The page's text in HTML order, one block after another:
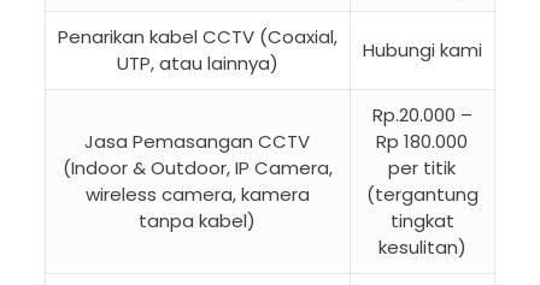
Penarikan kabel CCTV (Coaxial,
UTP, atau lainnya)
Hubungi kami
Jasa Pemasangan CCTV
(Indoor & Outdoor, IP Camera,
wireless camera, kamera
tanpa kabel)
Rp.20.000 –
Rp 180.000
per titik
(tergantung
tingkat
kesulitan)